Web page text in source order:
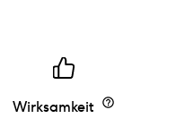
Wirksamkeit